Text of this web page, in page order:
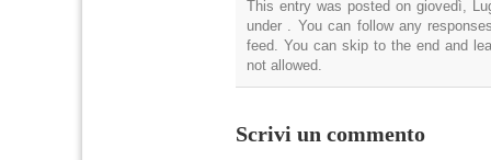
This entry was posted on giovedì,
under . You can follow any
feed. You can skip to the end and
not allowed.
Scrivi un commento